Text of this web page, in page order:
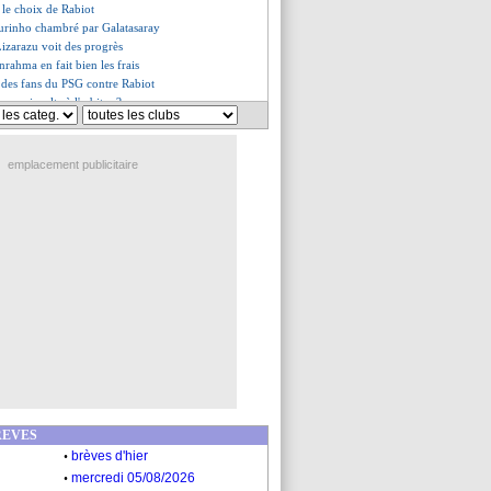
le choix de Rabiot
chambré par Galatasaray
voit des progrès
en fait bien les frais
fans du PSG contre Rabiot
une insulte à l'arbitre ?
Enrique explique sa gestion
Ten Hag s'agace des rumeurs
emplacement publicitaire
. brèves d'hier
. mercredi 05/08/2026